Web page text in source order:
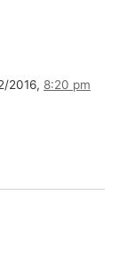
2016, 8:20 pm